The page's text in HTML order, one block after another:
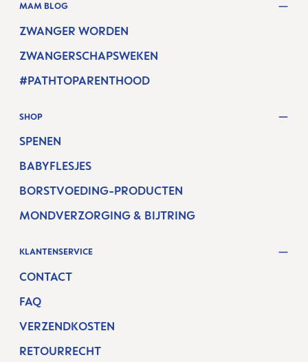
MAM BLOG
ZWANGER WORDEN
ZWANGERSCHAPSWEKEN
#PATHTOPARENTHOOD
SHOP
SPENEN
BABYFLESJES
BORSTVOEDING-PRODUCTEN
MONDVERZORGING & BIJTRING
KLANTENSERVICE
CONTACT
FAQ
VERZENDKOSTEN
RETOURRECHT